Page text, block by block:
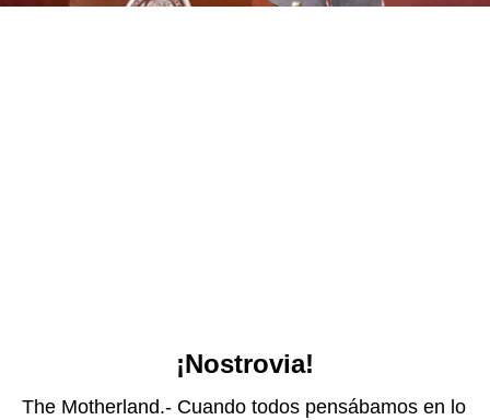
¡Nostrovia!
The Motherland.- Cuando todos pensábamos en lo